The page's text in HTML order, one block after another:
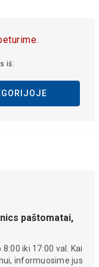
iš:
paštomatai,
iki 17:00 val. Kai
informuosime jus